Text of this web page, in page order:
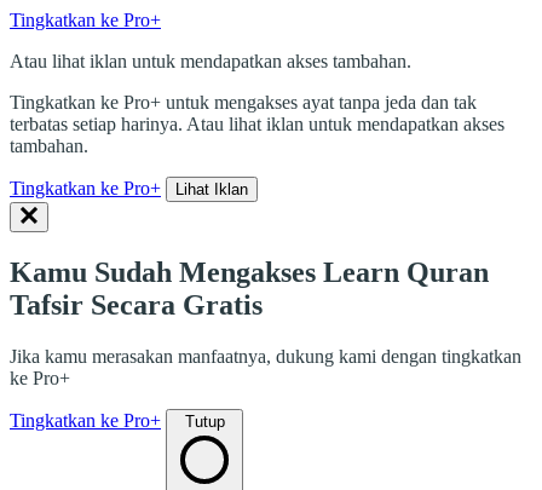
Tingkatkan ke Pro+
Atau lihat iklan untuk mendapatkan akses tambahan.
Tingkatkan ke Pro+ untuk mengakses ayat tanpa jeda dan tak
terbatas setiap harinya. Atau lihat iklan untuk mendapatkan akses
tambahan.
Tingkatkan ke Pro+ Lihat Iklan
Kamu Sudah Mengakses Learn Quran
Tafsir Secara Gratis
Jika kamu merasakan manfaatnya, dukung kami dengan tingkatkan
ke Pro+
Tingkatkan ke Pro+ Tutup